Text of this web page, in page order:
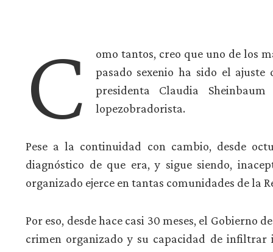
C
omo tantos, creo que uno de los
pasado sexenio ha sido el
presidenta Claudia
lopezobradorista.
Pese a la continuidad con cambio, desde
diagnóstico de que era, y sigue siendo,
organizado ejerce en tantas comunidades de la
Por eso, desde hace casi 30 meses, el Gobierno
crimen organizado y su capacidad de